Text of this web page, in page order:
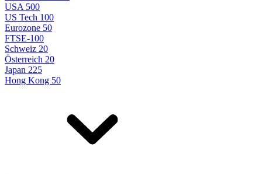
USA 500
US Tech 100
Eurozone 50
FTSE-100
Schweiz 20
Österreich 20
Japan 225
Hong Kong 50